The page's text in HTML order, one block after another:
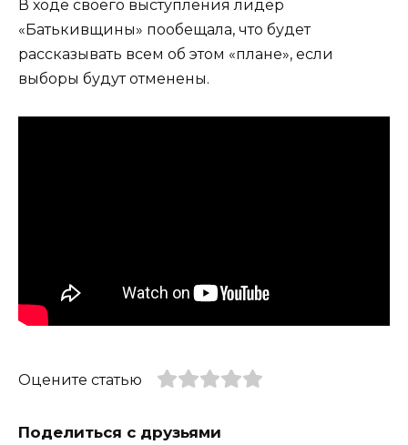
В ходе своего выступления лидер
«Батькивщины» пообещала, что будет
рассказывать всем об этом «плане», если
выборы будут отменены.
Оцените статью
Поделиться с друзьями